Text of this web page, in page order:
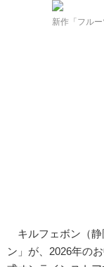
新作「フル
キルフェボン（静
ン」が、2026年の